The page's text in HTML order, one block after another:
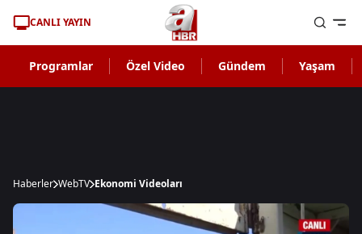
CANLI YAYIN
Programlar Özel Video Gündem Yaşam
Haberler WebTV Ekonomi Videoları